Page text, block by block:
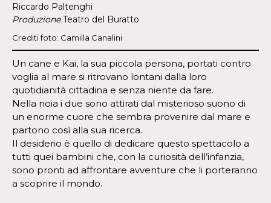
Riccardo Paltenghi
ProduzioneTeatro del Buratto
Crediti foto: Camilla Canalini
Un cane e Kai, la sua piccola persona, portati contro
voglia al mare si ritrovano lontani dalla loro
quotidianità cittadina e senza niente da fare.
Nella noia i due sono attirati dal misterioso suono di
un enorme cuore che sembra provenire dal mare e
partono così alla sua ricerca.
Il desiderio è quello di dedicare questo spettacolo a
tutti quei bambini che, con la curiosità dell’infanzia,
sono pronti ad affrontare avventure che li porteranno
a scoprire il mondo.